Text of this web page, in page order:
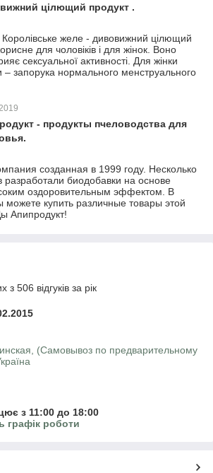
цілющий продукт .
желе - дивовижний цілющий
для чоловіків і для жінок. Воно
сексуальної активності. Для жінки
– запорука нормального менструального
- продукты пчеловодства для
созданная в 1999 году. Несколько
разработали биодобавки на основе
оздоровительным эффектом. В
купить различные товары этой
Апипродукт!
з 506 відгуків за рік
(Самовывоз по предварительному
з 11:00 до 18:00
графік роботи